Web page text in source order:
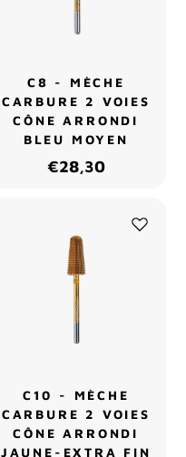
C8 - MÈCHE
CARBURE 2 VOIES
CÔNE ARRONDI
BLEU MOYEN
€28,30
C10 - MÈCHE
CARBURE 2 VOIES
CÔNE ARRONDI
JAUNE-EXTRA FIN